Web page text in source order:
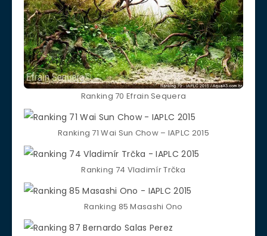
Ranking 70 Efrain Sequera
Ranking 71 Wai Sun Chow – IAPLC 2015
Ranking 74 Vladimír Trčka
Ranking 85 Masashi Ono